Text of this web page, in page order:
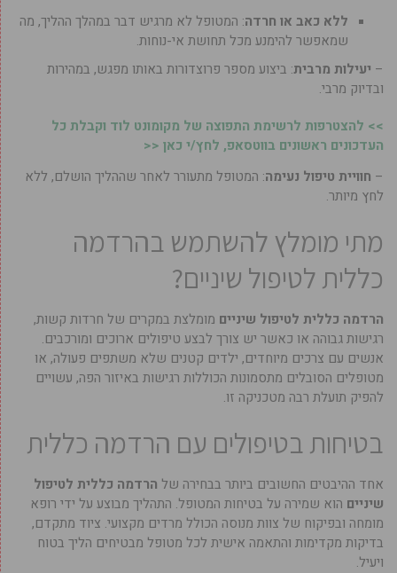
ללא כאב או חרדה: המטופל לא מרגיש דבר במהלך ההליך, מה
שמאפשר להימנע מכל תחושת אי-נוחות.
– יעילות מרבית: ביצוע מספר פרוצדורות באותו מפגש, במהירות
ובדיוק מרבי.
>> להצטרפות לרשימת התפוצה של מקומונט לוד וקבלת כל
העדכונים ראשונים בווטסאפ, לחץ/י כאן <<
– חוויית טיפול נעימה: המטופל מתעורר לאחר שההליך הושלם, ללא
לחץ מיותר.
מתי מומלץ להשתמש בהרדמה
כללית לטיפול שיניים?
הרדמה כללית לטיפול שיניים מומלצת במקרים של חרדות קשות,
רגישות גבוהה או כאשר יש צורך לבצע טיפולים ארוכים ומורכבים.
אנשים עם צרכים מיוחדים, ילדים קטנים שלא משתפים פעולה, או
מטופלים הסובלים מתסמונות הכוללות רגישות באיזור הפה, עשויים
להפיק תועלת רבה מטכניקה זו.
בטיחות בטיפולים עם הרדמה כללית
אחד ההיבטים החשובים ביותר בבחירה של הרדמה כללית לטיפול
שיניים הוא שמירה על בטיחות המטופל. התהליך מבוצע על ידי רופא
מומחה ובפיקוח של צוות מנוסה הכולל מרדים מקצועי. ציוד מתקדם,
בדיקות מקדימות והתאמה אישית לכל מטופל מבטיחים הליך בטוח
ויעיל.